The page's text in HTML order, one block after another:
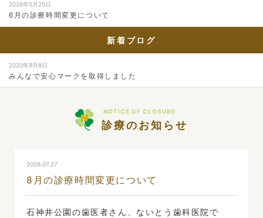
2026年5月25日
6月の診療時間変更について
新着ブログ
2020年9月8日
みんなで安心マークを取得しました
NOTICE OF CLOSURE
診療のお知らせ
2026.07.27
8月の診療時間変更について
石神井公園の歯医者さん、ないとう歯科医院で